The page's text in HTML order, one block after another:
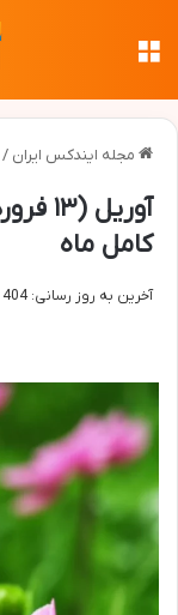
مجله ایندکس ایران /
کامل ماه
آخرین به روز رسانی: 11/06/1404